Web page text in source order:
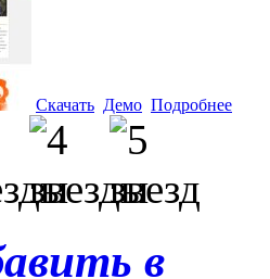
Скачать Демо Подробнее